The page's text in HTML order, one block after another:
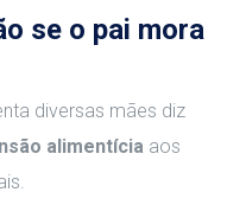
se o pai mora
diversas mães diz
alimentícia aos